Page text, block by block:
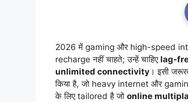
2026 में gaming और high-speed
recharge नहीं चाहते; उन्हें चाहिए lag-
unlimited connectivity । इसी
किया है, जो heavy internet और
के लिए tailored है जो online